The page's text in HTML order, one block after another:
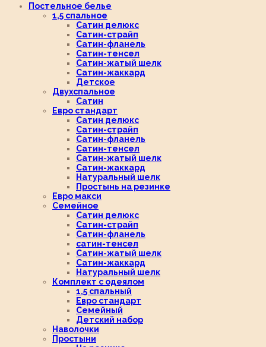
Постельное белье
1,5 спальное
Сатин делюкс
Сатин-страйп
Сатин-фланель
Сатин-тенсел
Сатин-жатый шелк
Сатин-жаккард
Детское
Двухспальное
Сатин
Евро стандарт
Сатин делюкс
Сатин-страйп
Сатин-фланель
Сатин-тенсел
Сатин-жатый шелк
Сатин-жаккард
Натуральный шелк
Простынь на резинке
Евро макси
Семейное
Сатин делюкс
Сатин-страйп
Сатин-фланель
сатин-тенсел
Сатин-жатый шелк
Сатин-жаккард
Натуральный шелк
Комплект с одеялом
1,5 спальный
Евро стандарт
Семейный
Детский набор
Наволочки
Простыни